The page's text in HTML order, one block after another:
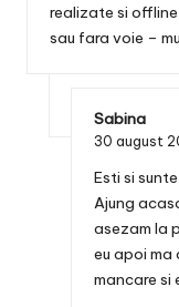
realizate si
sau fara voie –
Sabina
30 august
Esti si
Ajung
asezam la
eu apoi ma
mancare si